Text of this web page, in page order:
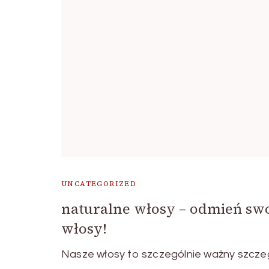
UNCATEGORIZED
naturalne włosy – odmień
włosy!
Nasze włosy to szczególnie ważny